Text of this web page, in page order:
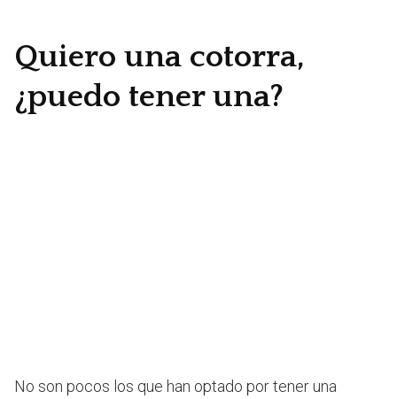
Quiero una cotorra,
¿puedo tener una?
No son pocos los que han optado por tener una